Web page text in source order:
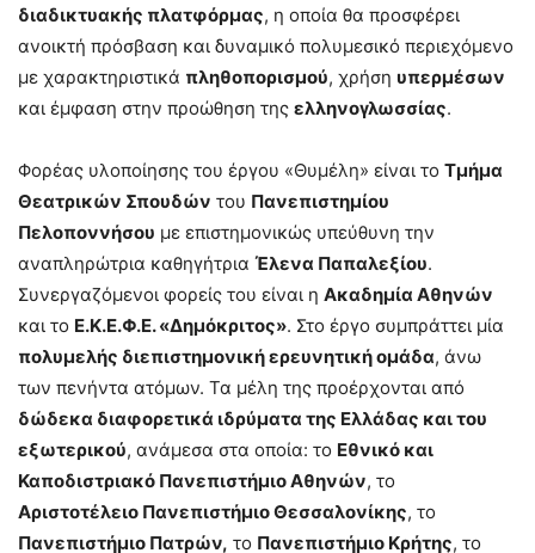
διαδικτυακής πλατφόρμας, η οποία θα προσφέρει
ανοικτή πρόσβαση και δυναμικό πολυμεσικό περιεχόμενο
με χαρακτηριστικά πληθοπορισμού, χρήση υπερμέσων
και έμφαση στην προώθηση της ελληνογλωσσίας.
Φορέας υλοποίησης του έργου «Θυμέλη» είναι το Τμήμα
Θεατρικών Σπουδών του Πανεπιστημίου
Πελοποννήσου με επιστημονικώς υπεύθυνη την
αναπληρώτρια καθηγήτρια Έλενα Παπαλεξίου.
Συνεργαζόμενοι φορείς του είναι η Ακαδημία Αθηνών
και το Ε.Κ.Ε.Φ.Ε. «Δημόκριτος». Στο έργο συμπράττει μία
πολυμελής διεπιστημονική ερευνητική ομάδα, άνω
των πενήντα ατόμων. Τα μέλη της προέρχονται από
δώδεκα διαφορετικά ιδρύματα της Ελλάδας και του
εξωτερικού, ανάμεσα στα οποία: το Εθνικό και
Καποδιστριακό Πανεπιστήμιο Αθηνών, το
Αριστοτέλειο Πανεπιστήμιο Θεσσαλονίκης, το
Πανεπιστήμιο Πατρών, το Πανεπιστήμιο Κρήτης, το